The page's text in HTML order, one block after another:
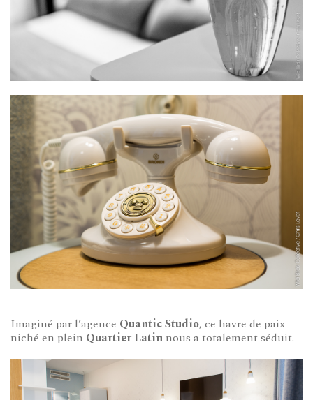
Imaginé par l’agence Quantic Studio, ce havre de paix
niché en plein Quartier Latin nous a totalement séduit.